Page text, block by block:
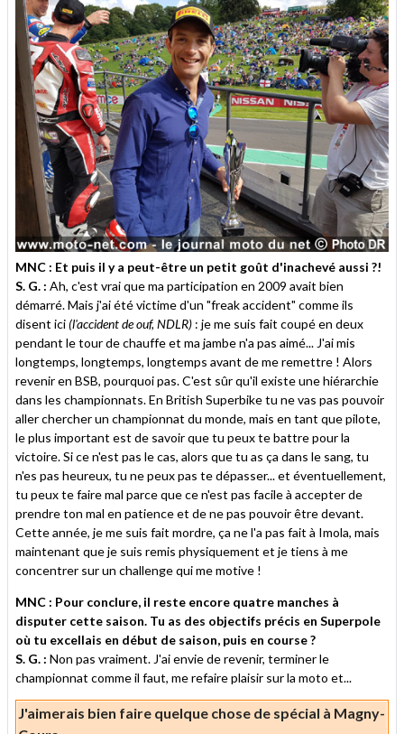
MNC : Et puis il y a peut-être un petit goût d'inachevé aussi ?!
S. G. : Ah, c'est vrai que ma participation en 2009 avait bien
démarré. Mais j'ai été victime d'un "freak accident" comme ils
disent ici(l'accident de ouf, NDLR) : je me suis fait coupé en deux
pendant le tour de chauffe et ma jambe n'a pas aimé... J'ai mis
longtemps, longtemps, longtemps avant de me remettre ! Alors
revenir en BSB, pourquoi pas. C'est sûr qu'il existe une hiérarchie
dans les championnats. En British Superbike tu ne vas pas pouvoir
aller chercher un championnat du monde, mais en tant que pilote,
le plus important est de savoir que tu peux te battre pour la
victoire. Si ce n'est pas le cas, alors que tu as ça dans le sang, tu
n'es pas heureux, tu ne peux pas te dépasser... et éventuellement,
tu peux te faire mal parce que ce n'est pas facile à accepter de
prendre ton mal en patience et de ne pas pouvoir être devant.
Cette année, je me suis fait mordre, ça ne l'a pas fait à Imola, mais
maintenant que je suis remis physiquement et je tiens à me
concentrer sur un challenge qui me motive !
MNC : Pour conclure, il reste encore quatre manches à
disputer cette saison. Tu as des objectifs précis en Superpole
où tu excellais en début de saison, puis en course ?
S. G. : Non pas vraiment. J'ai envie de revenir, terminer le
championnat comme il faut, me refaire plaisir sur la moto et...
J'aimerais bien faire quelque chose de spécial à Magny-